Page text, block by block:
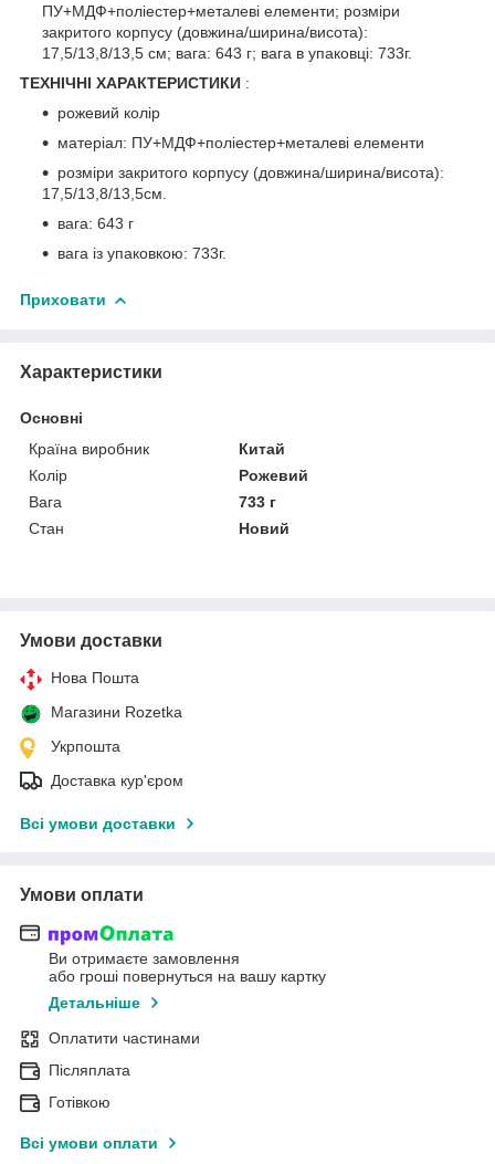
ПУ+МДФ+поліестер+металеві елементи; розміри
закритого корпусу (довжина/ширина/висота):
17,5/13,8/13,5 см; вага: 643 г; вага в упаковці: 733г.
ТЕХНІЧНІ ХАРАКТЕРИСТИКИ :
рожевий колір
матеріал: ПУ+МДФ+поліестер+металеві елементи
розміри закритого корпусу (довжина/ширина/висота):
17,5/13,8/13,5см.
вага: 643 г
вага із упаковкою: 733г.
Приховати
Характеристики
Основні
Країна виробник
Китай
Колір
Рожевий
Вага
733 г
Стан
Новий
Умови доставки
Нова Пошта
Магазини Rozetka
Укрпошта
Доставка кур'єром
Всі умови доставки
Умови оплати
Ви отримаєте замовлення
або гроші повернуться на вашу картку
Детальніше
Оплатити частинами
Післяплата
Готівкою
Всі умови оплати